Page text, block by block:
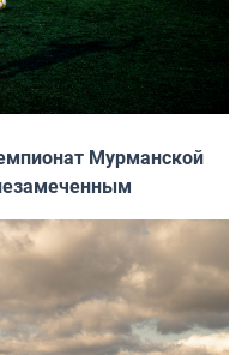
Мурманской